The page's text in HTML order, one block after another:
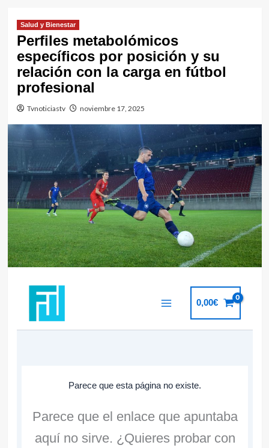
Salud y Bienestar
Perfiles metabolómicos
específicos por posición y su
relación con la carga en fútbol
profesional
Tvnoticiastv noviembre 17, 2025